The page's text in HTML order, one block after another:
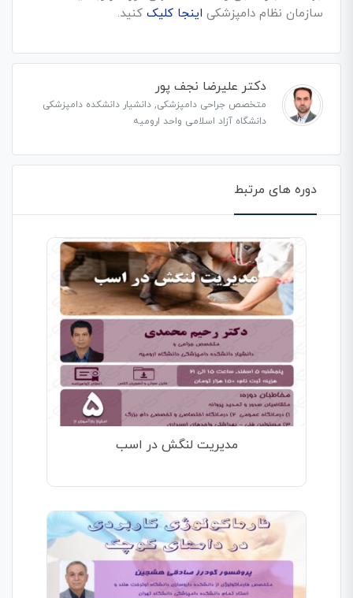
سازمان نظام دامپزشکی اینجا کلیککنید.
دکتر علیرضا نجف پور
متخصص جراحی دامپزشکی, دانشیار دانشکده دامپزشکی
دانشگاه آزاد اسلامی واحد ارومیه
دوره های مرتبط
مدیریت لنگش در اسب